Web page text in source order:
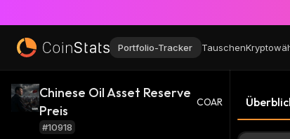
Portfolio-Tracker Tauschen
Chinese Oil Asset Reserve
Preis
COAR
#10918